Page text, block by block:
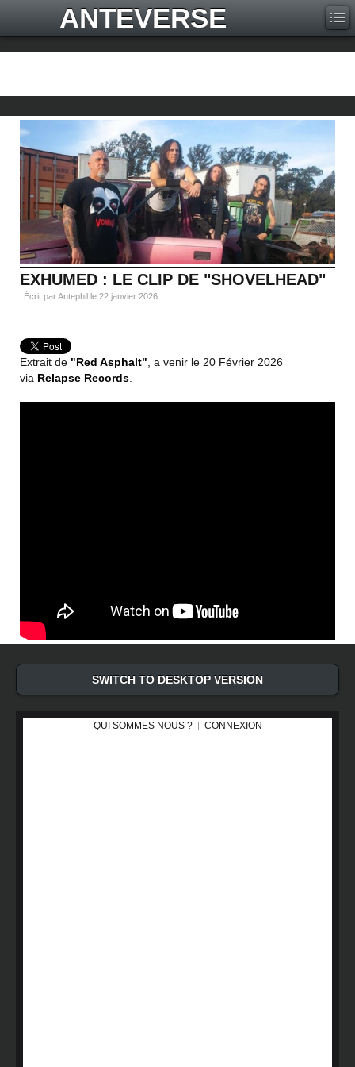
ANTEVERSE
EXHUMED : LE CLIP DE "SHOVELHEAD"
Écrit par Antephil le 22 janvier 2026
Extrait de "Red Asphalt" , a venir le 20 Février 2026
via Relapse Records
SWITCH TO DESKTOP VERSION
QUI SOMMES NOUS ? CONNEXION